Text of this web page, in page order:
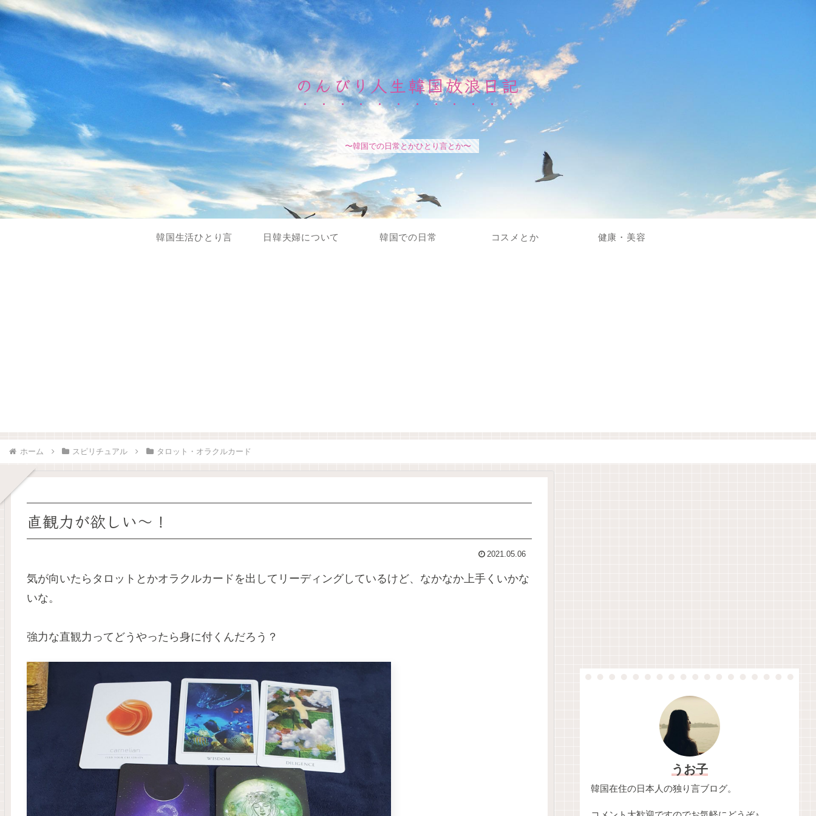
のんびり人生韓国放浪日記
〜韓国での日常とかひとり言とか〜
韓国生活ひとり言 日韓夫婦について 韓国での日常 コスメとか 健康・美容
ホーム スピリチュアル タロット・オラクルカード
直観力が欲しい～！
2021.05.06
気が向いたらタロットとかオラクルカードを出してリーディングしているけど、なかなか上手くいかな
いな。
強力な直観力ってどうやったら身に付くんだろう？
うお子
韓国在住の日本人の独り言ブログ。